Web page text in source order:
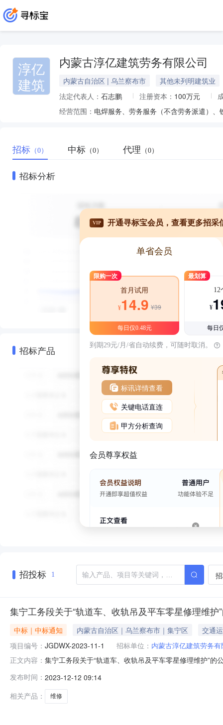
淳亿
建筑
内蒙古淳亿建筑劳务有限公司
内蒙古自治区 | 乌兰察布市
其他未列明建筑业
法定代表人： 石志鹏 注册资本： 100万元
经营范围：
招标 （0） 中标 （0） 代理 （0）
招标分析
招标产品
VIP 开通寻标宝会员，查看更多招采
单省会员
限购一次
首月试用
¥14.9 ¥39
每日仅0.48元
最划算
12
¥
每日
到期29元/月/省自动续费，可随时取消。
标讯详情查看
关键电话直连
甲方分析查询
会员尊享权益
招投标 1
集宁工务段关于“轨道车、收轨吊及平车零星修理维
中标｜中标通知 内蒙古自治区｜乌兰察布市｜集宁区
交通
项目编号： JGDWX-2023-11-1 招标单位： 内蒙古淳亿建筑劳务
正文内容： 集宁工务段关于“轨道车、收轨吊及平车零星修理维护”
发布时间： 2023-12-12 09:14
相关产品：
维修